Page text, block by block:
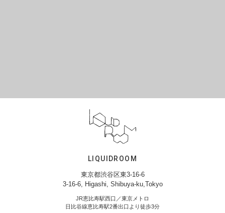
LIQUIDROOM
東京都渋谷区東3-16-6
3-16-6, Higashi, Shibuya-ku,Tokyo
JR恵比寿駅西口／東京メトロ
日比谷線恵比寿駅2番出口より徒歩3分